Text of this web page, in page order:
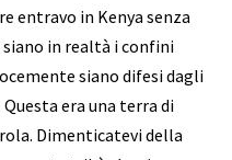
entravo in Kenya senza
in realtà i confini
siano difesi dagli
era una terra di
Dimenticatevi della